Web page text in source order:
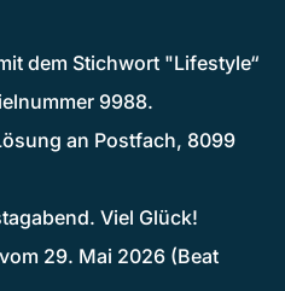
dem Stichwort "Lifestyle“
9988.
an Postfach, 8099
Viel Glück!
29. Mai 2026 (Beat